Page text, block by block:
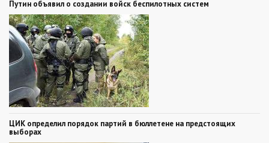
Путин объявил о создании войск беспилотных систем
ЦИК определил порядок партий в бюллетене на предстоящих
выборах